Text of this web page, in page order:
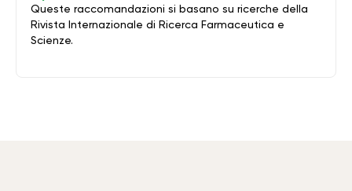
Queste raccomandazioni si basano su ricerche della
Rivista Internazionale di Ricerca Farmaceutica e
Scienze.